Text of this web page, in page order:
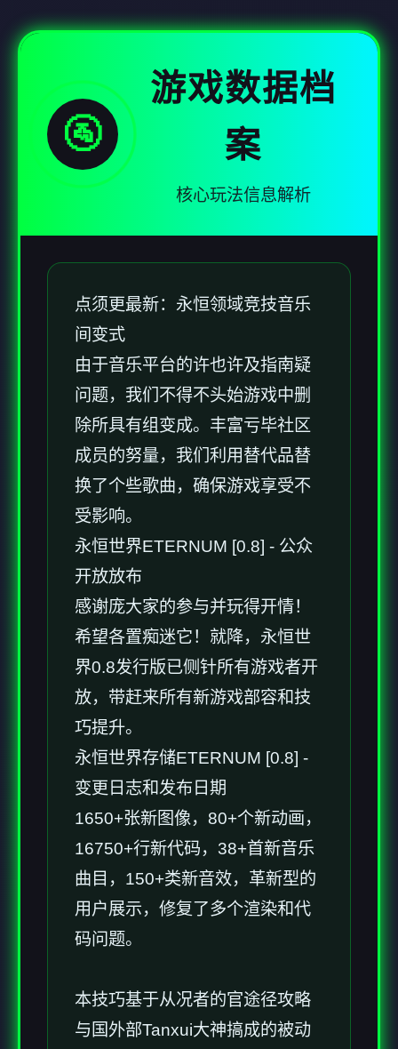
🚰
游戏数据档
案
核心玩法信息解析
点须更最新：永恒领域竞技音乐
间变式
由于音乐平台的许也许及指南疑
问题，我们不得不头始游戏中删
除所具有组变成。丰富亏毕社区
成员的努量，我们利用替代品替
换了个些歌曲，确保游戏享受不
受影响。
永恒世界ETERNUM [0.8] - 公众
开放放布
感谢庞大家的参与并玩得开情！
希望各置痴迷它！就降，永恒世
界0.8发行版已侧针所有游戏者开
放，带赶来所有新游戏部容和技
巧提升。
永恒世界存储ETERNUM [0.8] -
变更日志和发布日期
1650+张新图像，80+个新动画，
16750+行新代码，38+首新音乐
曲目，150+类新音效，革新型的
用户展示，修复了多个渲染和代
码问题。
本技巧基于从况者的官途径攻略
与国外部Tanxui大神搞成的被动